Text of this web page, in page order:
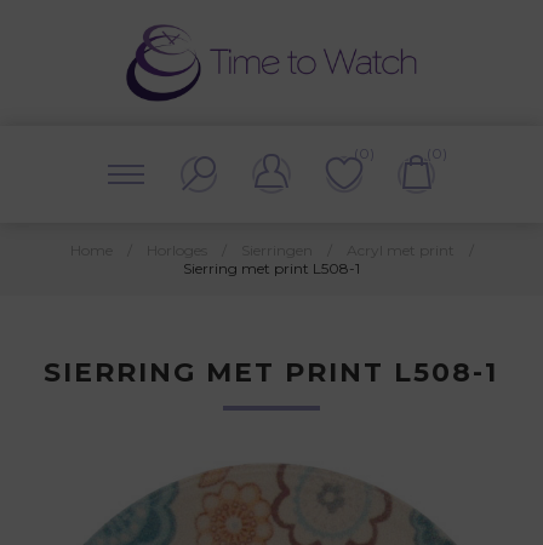
(0) (0)
Sierring met print L508-1
SIERRING MET PRINT L508-1